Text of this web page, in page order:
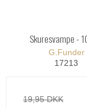
Skuresvampe -
G.Funder
17213
19,95 DKK